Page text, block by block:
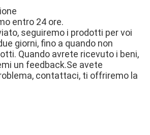
entro 24 ore.
seguiremo i prodotti per voi
giorni, fino a quando non
Quando avrete ricevuto i beni,
un feedback.Se avete
contattaci, ti offriremo la